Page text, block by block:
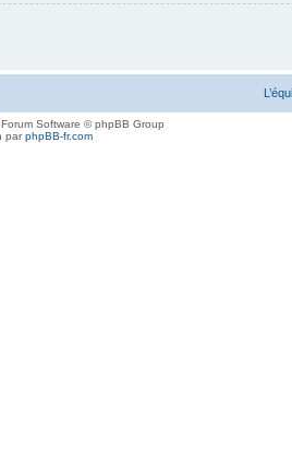
Software © phpBB Group
parphpBB-fr.com